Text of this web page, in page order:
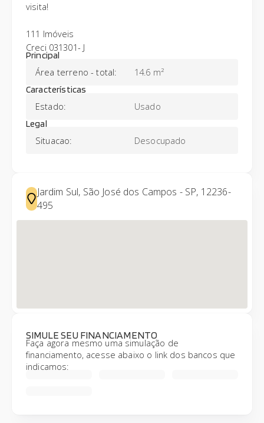
visita!
111 Imóveis
Creci 031301- J
Principal
Área terreno - total: 14.6 m²
Características
Estado: Usado
Legal
Situacao: Desocupado
Jardim Sul, São José dos Campos - SP, 12236-
495
SIMULE SEU FINANCIAMENTO
Faça agora mesmo uma simulação de
financiamento, acesse abaixo o link dos bancos que
indicamos: